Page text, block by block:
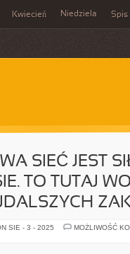
Kwiecień Niedziela Spis
SIEĆ JEST
TO TUTAJ
SIE - 3 - 2025
MOŻLIWOŚĆ